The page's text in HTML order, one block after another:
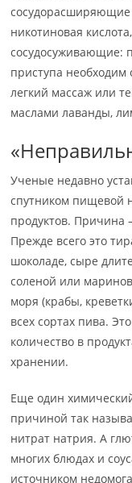
сосудорасширяющие
никотиновая
сосудосуживающие:
приступа необходим
легкий массаж или
маслами лаванды,
Ученые недавно
спутником пищевой
продуктов. Причина
Прежде всего это
шоколаде, сыре
соленой или
моря (крабы,
всех сортах пива.
количество в
хранении.
Еще один
причиной так
нитрат натрия. А
многих блюдах и
источником